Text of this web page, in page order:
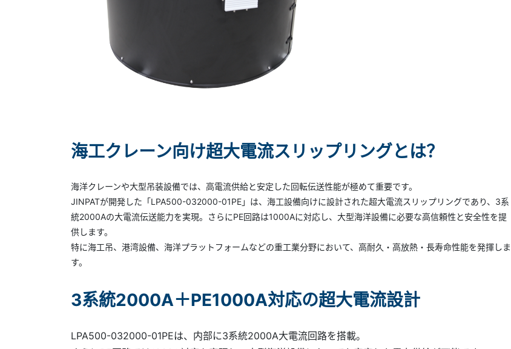
海工クレーン向け超大電流スリップリングとは？
海洋クレーンや大型吊装設備では、高電流供給と安定した回転伝送性能が極めて重要です。
JINPATが開発した「LPA500-032000-01PE」は、海工設備向けに設計された超大電流スリップリングであり、3系
統2000Aの大電流伝送能力を実現。さらにPE回路は1000Aに対応し、大型海洋設備に必要な高信頼性と安全性を提
供します。
特に海工吊、港湾設備、海洋プラットフォームなどの重工業分野において、高耐久・高放熱・長寿命性能を発揮しま
す。
3系統2000A＋PE1000A対応の超大電流設計
LPA500-032000-01PEは、内部に3系統2000A大電流回路を搭載。